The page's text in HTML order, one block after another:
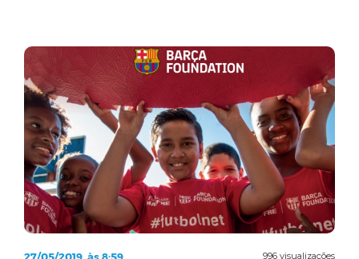
996 visualizações
27/05/2019, às 8:59